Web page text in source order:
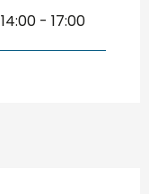
14:00 - 17:00